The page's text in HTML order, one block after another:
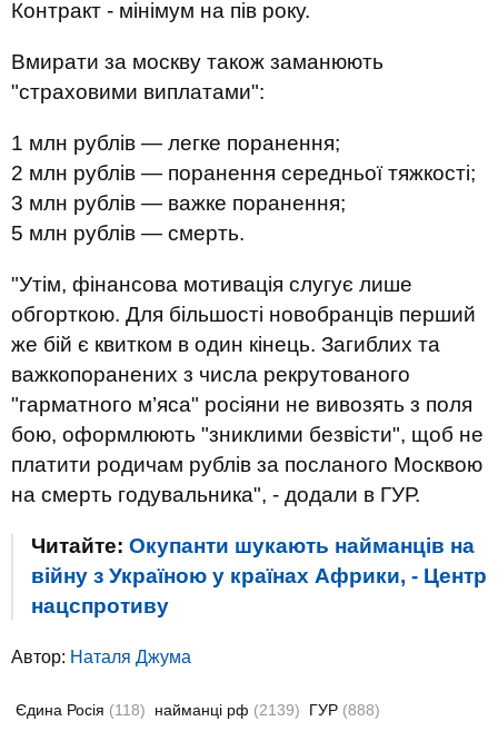
Контракт - мінімум на пів року.
Вмирати за москву також заманюють
"страховими виплатами":
1 млн рублів ― легке поранення;
2 млн рублів ― поранення середньої тяжкості;
3 млн рублів ― важке поранення;
5 млн рублів ― смерть.
"Утім, фінансова мотивація слугує лише
обгорткою. Для більшості новобранців перший
же бій є квитком в один кінець. Загиблих та
важкопоранених з числа рекрутованого
"гарматного м’яса" росіяни не вивозять з поля
бою, оформлюють "зниклими безвісти", щоб не
платити родичам рублів за посланого Москвою
на смерть годувальника", - додали в ГУР.
Читайте: Окупанти шукають найманців на
війну з Україною у країнах Африки, - Центр
нацспротиву
Автор: Наталя Джума
Єдина Росія (118) найманці рф (2139) ГУР (888)